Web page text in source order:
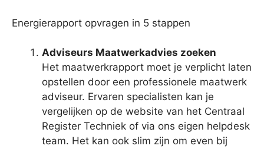
Energierapport opvragen in 5 stappen
Adviseurs Maatwerkadvies zoeken
Het maatwerkrapport moet je verplicht laten
opstellen door een professionele maatwerk
adviseur. Ervaren specialisten kan je
vergelijken op de website van het Centraal
Register Techniek of via ons eigen helpdesk
team. Het kan ook slim zijn om even bij